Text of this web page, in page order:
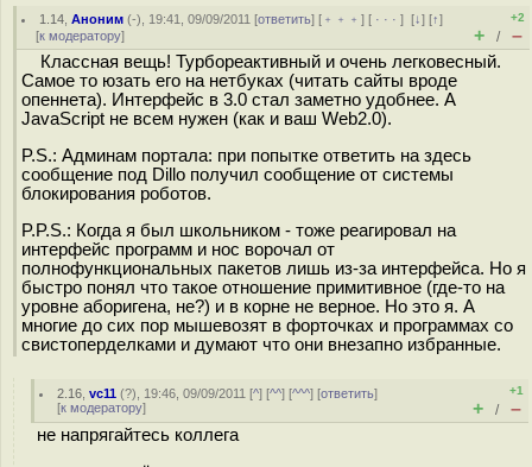
1.14 ,Аноним (-), 19:41, 09/09/2011 [ответить] [ ﹢﹢﹢] [ · · ·][↓] [↑]
[к модератору]
+2
+ / –
Классная вещь! Турбореактивный и очень легковесный.
Самое то юзать его на нетбуках (читать сайты вроде
опеннета). Интерфейс в 3.0 стал заметно удобнее. А
JavaScript не всем нужен (как и ваш Web2.0).
P.S.: Админам портала: при попытке ответить на здесь
сообщение под Dillo получил сообщение от системы
блокирования роботов.
P.P.S.: Когда я был школьником - тоже реагировал на
интерфейс программ и нос ворочал от
полнофункциональных пакетов лишь из-за интерфейса. Но я
быстро понял что такое отношение примитивное (где-то на
уровне аборигена, не?) и в корне не верное. Но это я. А
многие до сих пор мышевозят в форточках и программах со
свистоперделками и думают что они внезапно избранные.
2.16 ,vc11 (?), 19:46, 09/09/2011 [^] [^^] [^^^] [ответить]
[к модератору]
+1
+ / –
не напрягайтесь коллега